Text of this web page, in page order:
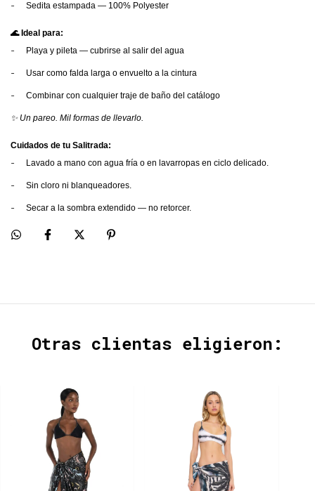
-
Sedita estampada — 100% Polyester
🌊 Ideal para:
-
Playa y pileta — cubrirse al salir del agua
- Usar como falda larga o envuelto a la cintura
- Combinar con cualquier traje de baño del catálogo
✨ Un pareo. Mil formas de llevarlo.
Cuidados de tu Salitrada:
-
Lavado a mano con agua fría o en lavarropas en ciclo delicado.
- Sin cloro ni blanqueadores.
- Secar a la sombra extendido — no retorcer.
Otras clientas eligieron: